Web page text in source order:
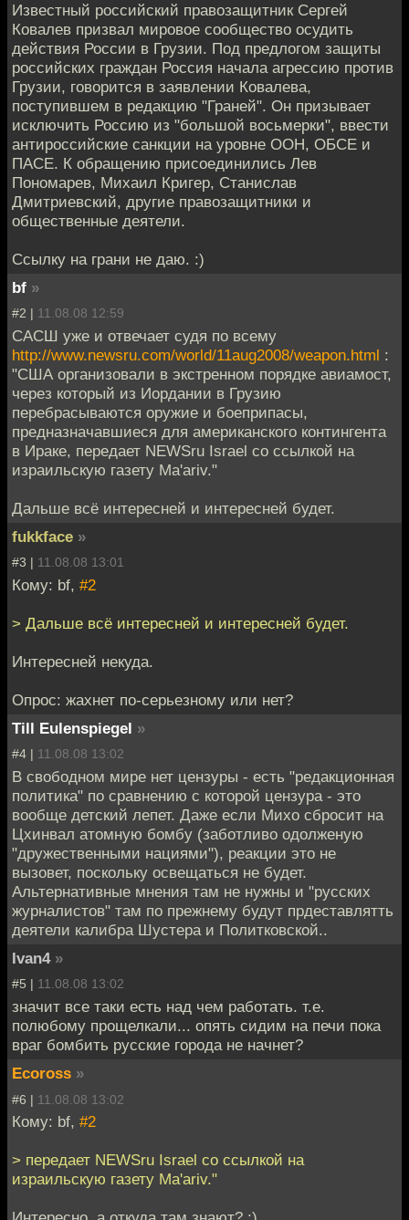
Известный российский правозащитник Сергей
Ковалев призвал мировое сообщество осудить
действия России в Грузии. Под предлогом защиты
российских граждан Россия начала агрессию против
Грузии, говорится в заявлении Ковалева,
поступившем в редакцию "Граней". Он призывает
исключить Россию из "большой восьмерки", ввести
антироссийские санкции на уровне ООН, ОБСЕ и
ПАСЕ. К обращению присоединились Лев
Пономарев, Михаил Кригер, Станислав
Дмитриевский, другие правозащитники и
общественные деятели.
Ссылку на грани не даю. :)
bf »
#2 | 11.08.08 12:59
САСШ уже и отвечает судя по всему
http://www.newsru.com/world/11aug2008/weapon.html :
"США организовали в экстренном порядке авиамост,
через который из Иордании в Грузию
перебрасываются оружие и боеприпасы,
предназначавшиеся для американского контингента
в Ираке, передает NEWSru Israel со ссылкой на
израильскую газету Ma'ariv."
Дальше всё интересней и интересней будет.
fukkface »
#3 | 11.08.08 13:01
Кому: bf, #2
> Дальше всё интересней и интересней будет.
Интересней некуда.
Опрос: жахнет по-серьезному или нет?
Till Eulenspiegel »
#4 | 11.08.08 13:02
В свободном мире нет цензуры - есть "редакционная
политика" по сравнению с которой цензура - это
вообще детский лепет. Даже если Михо сбросит на
Цхинвал атомную бомбу (заботливо одолженую
"дружественными нациями"), реакции это не
вызовет, поскольку освещаться не будет.
Альтернативные мнения там не нужны и "русских
журналистов" там по прежнему будут прдеставлятть
деятели калибра Шустера и Политковской..
Ivan4 »
#5 | 11.08.08 13:02
значит все таки есть над чем работать. т.е.
полюбому прощелкали... опять сидим на печи пока
враг бомбить русские города не начнет?
Ecoross »
#6 | 11.08.08 13:02
Кому: bf, #2
> передает NEWSru Israel со ссылкой на
израильскую газету Ma'ariv."